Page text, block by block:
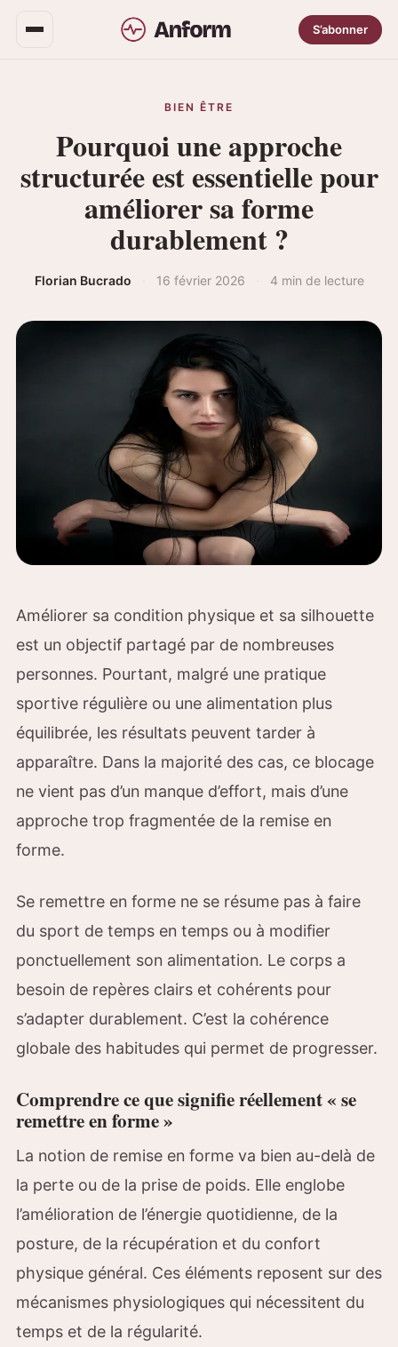
S’abonner
BIEN ÊTRE
Pourquoi une approche
structurée est essentielle pour
améliorer sa forme
durablement ?
Florian Bucrado 16 février 2026 4 min de lecture
Améliorer sa condition physique et sa silhouette
est un objectif partagé par de nombreuses
personnes. Pourtant, malgré une pratique
sportive régulière ou une alimentation plus
équilibrée, les résultats peuvent tarder à
apparaître. Dans la majorité des cas, ce blocage
ne vient pas d’un manque d’effort, mais d’une
approche trop fragmentée de la remise en
forme.
Se remettre en forme ne se résume pas à faire
du sport de temps en temps ou à modifier
ponctuellement son alimentation. Le corps a
besoin de repères clairs et cohérents pour
s’adapter durablement. C’est la cohérence
globale des habitudes qui permet de progresser.
Comprendre ce que signifie réellement « se
remettre en forme »
La notion de remise en forme va bien au-delà de
la perte ou de la prise de poids. Elle englobe
l’amélioration de l’énergie quotidienne, de la
posture, de la récupération et du confort
physique général. Ces éléments reposent sur des
mécanismes physiologiques qui nécessitent du
temps et de la régularité.